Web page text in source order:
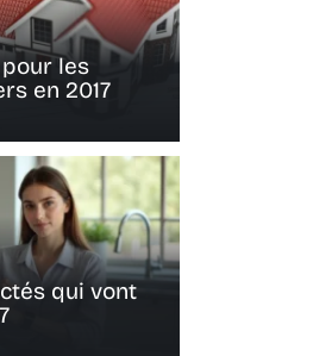
les
en 2017
qui vont